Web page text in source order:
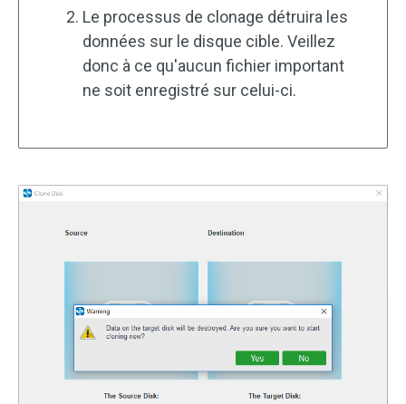
Le processus de clonage détruira les
données sur le disque cible. Veillez
donc à ce qu'aucun fichier important
ne soit enregistré sur celui-ci.